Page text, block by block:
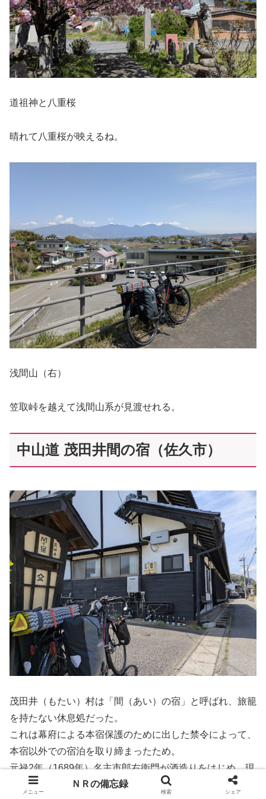
道祖神と八重桜
晴れて八重桜が映えるね。
浅間山（右）
笠取峠を越えて浅間山系が見渡せれる。
中山道 茂田井間の宿（佐久市）
茂田井（もたい）村は「間（あい）の宿」と呼ばれ、旅籠
を持たない休息処だった。
これは幕府による本宿保護のために出した禁令によって、
本宿以外での宿泊を取り締まったため。
元禄2年（1689年）名主市郎右衛門が酒造りをはじめ、現
在は大澤酒造と武重本家酒造の2軒の造り酒屋があり、武
メニュー
ＮＲの備忘録
検索 シェア